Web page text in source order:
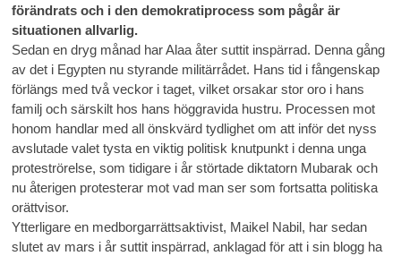
förändrats och i den demokratiprocess som pågår är
situationen allvarlig.
Sedan en dryg månad har Alaa åter suttit inspärrad. Denna gång
av det i Egypten nu styrande militärrådet. Hans tid i fångenskap
förlängs med två veckor i taget, vilket orsakar stor oro i hans
familj och särskilt hos hans höggravida hustru. Processen mot
honom handlar med all önskvärd tydlighet om att inför det nyss
avslutade valet tysta en viktig politisk knutpunkt i denna unga
proteströrelse, som tidigare i år störtade diktatorn Mubarak och
nu återigen protesterar mot vad man ser som fortsatta politiska
orättvisor.
Ytterligare en medborgarrättsaktivist, Maikel Nabil, har sedan
slutet av mars i år suttit inspärrad, anklagad för att i sin blogg ha